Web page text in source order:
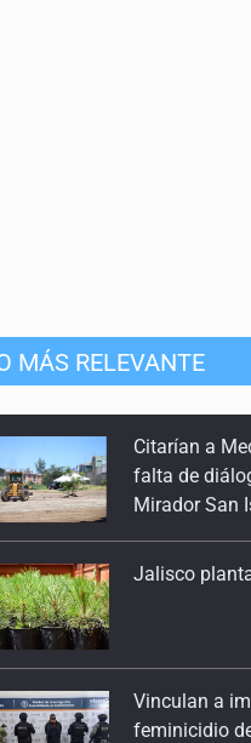
MÁS RELEVANTE
Jalisco
Vinculan a
Detienen a
17 años y